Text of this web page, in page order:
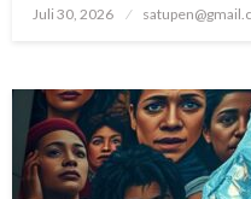
Posted
Juli 30, 2026